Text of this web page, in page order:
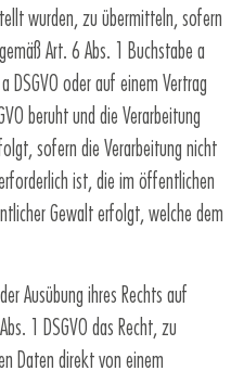
wurden, zu übermitteln, sofern
Art. 6 Abs. 1 Buchstabe a
DSGVO oder auf einem Vertrag
beruht und die Verarbeitung
sofern die Verarbeitung nicht
ist, die im öffentlichen
Gewalt erfolgt, welche dem
Ausübung ihres Rechts auf
1 DSGVO das Recht, zu
Daten direkt von einem